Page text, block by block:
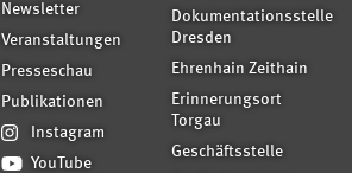
Newsletter
Veranstaltungen
Presseschau
Publikationen
Instagram
YouTube
Dokumentationsstelle
Dresden
Ehrenhain Zeithain
Erinnerungsort
Torgau
Geschäftsstelle